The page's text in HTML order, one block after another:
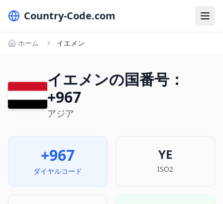
Country-Code.com
ホーム イエメン
イエメンの国番号：
+967
アジア
+967
ダイヤルコード
YE
ISO2